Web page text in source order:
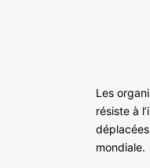
Les
résiste à
mondiale.